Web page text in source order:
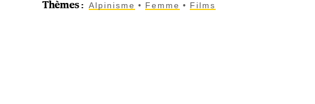
Thèmes: Alpinisme Femme Films